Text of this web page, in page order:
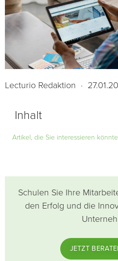
Lecturio Redaktion ·
Inhalt
Artikel, die Sie interessieren
Schulen Sie Ihre
den Erfolg und die
JETZT